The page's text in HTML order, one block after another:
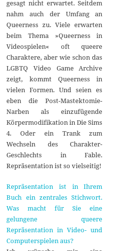
gesagt nicht erwartet. Seitdem
nahm auch der Umfang an
Queerness zu. Viele erwarten
beim Thema »Queerness in
Videospielen« oft queere
Charaktere, aber wie schon das
LGBTQ Video Game Archive
zeigt, kommt Queerness in
vielen Formen. Und seien es
eben die Post-Mastektomie-
Narben als einzufügende
Körpermodifikation in Die Sims
4. Oder ein Trank zum
Wechseln des Charakter-
Geschlechts in Fable.
Repräsentation ist so vielseitig!
Repräsentation ist in Ihrem
Buch ein zentrales Stichwort.
Was macht für Sie eine
gelungene queere
Repräsentation in Video- und
Computerspielen aus?